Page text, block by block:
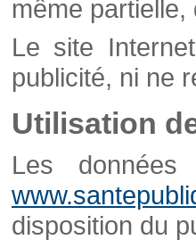
même
Le site
publicité, ni ne
Utilisation
Les
disposition du